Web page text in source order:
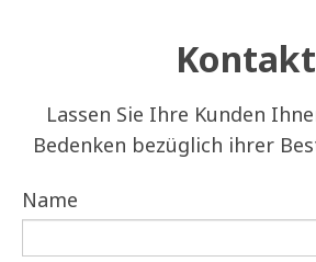
Kontakt
Lassen Sie Ihre Kunden
Bedenken bezüglich ihrer
Name